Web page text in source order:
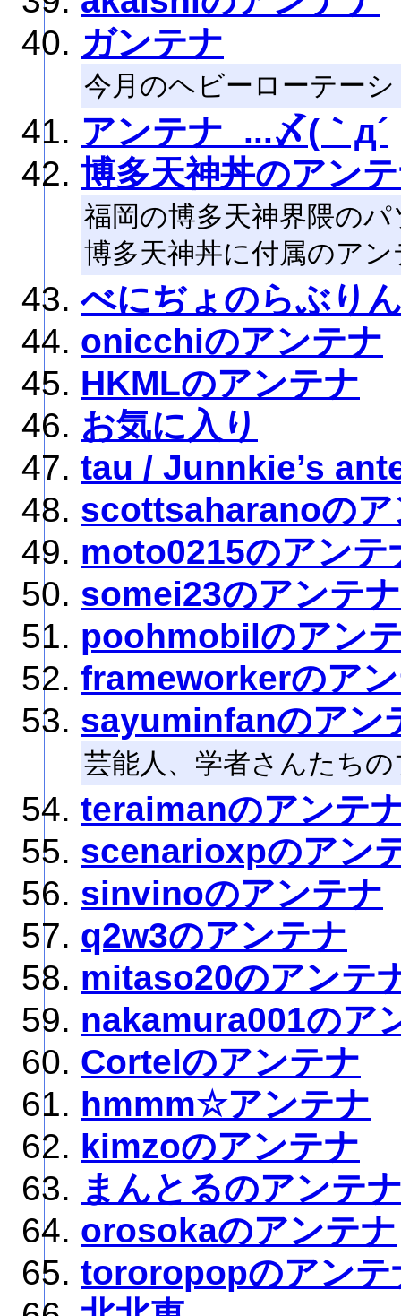
ガンテナ
今月のヘビーローテー
アンテナ_...〆(｀д´
博多天神丼のアン
福岡の博多天神界隈の
博多天神丼に付属のア
べにぢょのらぶり
onicchiのアンテナ
HKMLのアンテナ
お気に入り
tau / Junnkie’s
scottsaharanoのア
moto0215のアンテ
somei23のアンテナ
poohmobilのアン
frameworkerのア
sayuminfanのアン
芸能人、学者さんたち
teraimanのアンテ
scenarioxpのアン
sinvinoのアンテナ
q2w3のアンテナ
mitaso20のアンテ
nakamura001のア
Cortelのアンテナ
hmmm☆アンテナ
kimzoのアンテナ
まんとるのアンテ
orosokaのアンテナ
tororopopのアンテ